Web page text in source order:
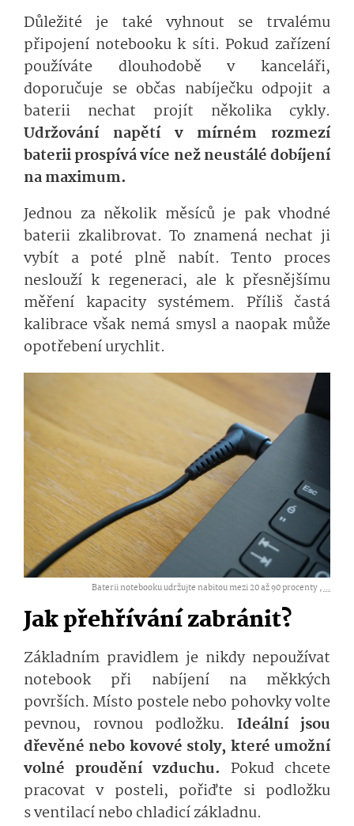
Důležité je také vyhnout se trvalému
připojení notebooku k síti. Pokud zařízení
používáte dlouhodobě v kanceláři,
doporučuje se občas nabíječku odpojit a
baterii nechat projít několika cykly.
Udržování napětí v mírném rozmezí
baterii prospívá více než neustálé dobíjení
na maximum.
Jednou za několik měsíců je pak vhodné
baterii zkalibrovat. To znamená nechat ji
vybít a poté plně nabít. Tento proces
neslouží k regeneraci, ale k přesnějšímu
měření kapacity systémem. Příliš častá
kalibrace však nemá smysl a naopak může
opotřebení urychlit.
Baterii notebooku udržujte nabitou mezi 20 až 90 procenty ,...
Jak přehřívání zabránit?
Základním pravidlem je nikdy nepoužívat
notebook při nabíjení na měkkých
površích. Místo postele nebo pohovky volte
pevnou, rovnou podložku. Ideální jsou
dřevěné nebo kovové stoly, které umožní
volné proudění vzduchu. Pokud chcete
pracovat v posteli, pořiďte si podložku
s ventilací nebo chladicí základnu.